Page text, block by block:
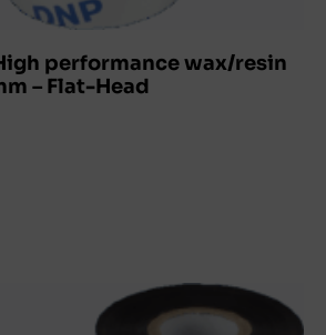
performance wax/resin
– Flat-Head